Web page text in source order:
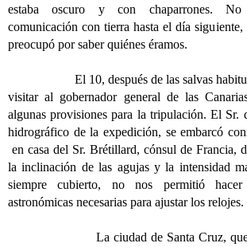
estaba oscuro y con chaparrones. No
comunicación con tierra hasta el día
preocupó por saber quiénes éramos.
El 10, después de las salvas
visitar al gobernador general de las
algunas provisiones para la tripulación. El Sr.
hidrográfico de la expedición, se embarcó
en casa del Sr. Brétillard, cónsul de Francia,
la inclinación de las agujas y la intensidad
siempre cubierto, no nos permitió hacer
astronómicas necesarias para ajustar los relojes.
La ciudad de Santa Cruz, que es